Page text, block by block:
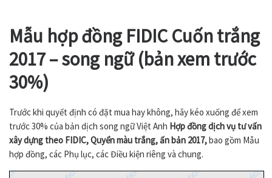
Mẫu hợp đồng FIDIC Cuốn trắng
2017 – song ngữ (bản xem trước
30%)
Trước khi quyết định có đặt mua hay không, hãy kéo xuống để xem
trước 30% của bản dịch song ngữ Việt Anh Hợp đồng dịch vụ tư vấn
xây dựng theo FIDIC, Quyển màu trắng, ấn bản 2017,bao gồm Mẫu
hợp đồng, các Phụ lục, các Điều kiện riêng và chung.
dichthuatsms.comdichthuatsms.comdichthuatsms.comdichthuatsms.com